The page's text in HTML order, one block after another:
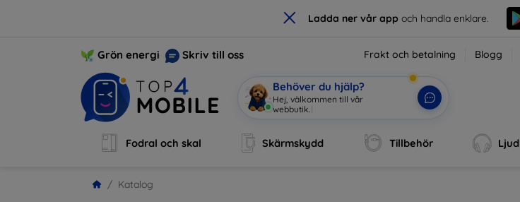
× Ladda ner vår app och handla enklare.
Grön energi Skriv till oss Frakt och betalning Blogg
Behöver du hjälp?
|
Fodral och skal Skärmskydd Tillbehör Ljud
Katalog